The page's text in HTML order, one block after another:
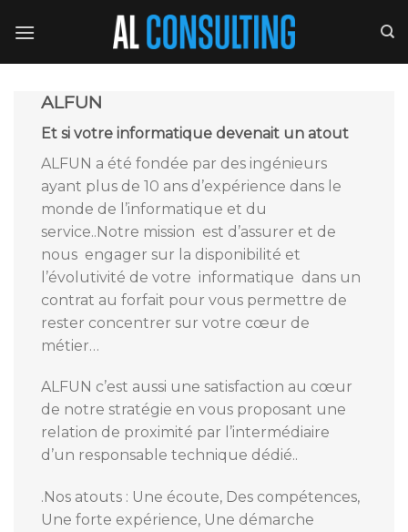
ALFUN
Et si votre informatique devenait un atout
ALFUN a été fondée par des ingénieurs
ayant plus de 10 ans d’expérience dans le
monde de l’informatique et du
service..Notre mission est d’assurer et de
nous engager sur la disponibilité et
l’évolutivité de votre informatique dans un
contrat au forfait pour vous permettre de
rester concentrer sur votre cœur de
métier…
ALFUN c’est aussi une satisfaction au cœur
de notre stratégie en vous proposant une
relation de proximité par l’intermédiaire
d’un responsable technique dédié..
.Nos atouts : Une écoute, Des compétences,
Une forte expérience, Une démarche